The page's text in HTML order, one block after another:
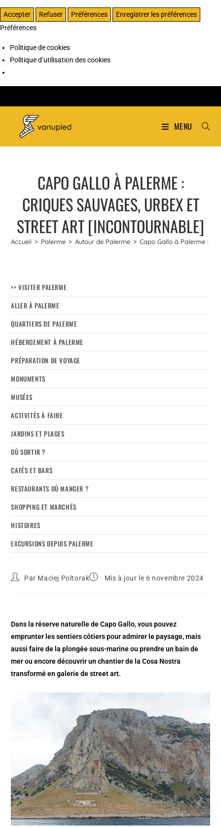
Accepter Refuser Préférences
Enregistrer les préférences
Préférences
Politique de cookies
Politique d’utilisation des cookies
MENU
CAPO GALLO À PALERME :
CRIQUES SAUVAGES, URBEX ET
STREET ART [INCONTOURNABLE]
Accueil > Palerme > Autour de Palerme > Capo Gallo à Palerme :
>> VISITER PALERME
ALLER À PALERME
QUARTIERS DE PALERME
HÉBERGEMENT À PALERME
PRÉPARATION DE VOYAGE
MONUMENTS
MUSÉES
ACTIVITÉS À FAIRE
JARDINS ET PLAGES
OÙ SORTIR ?
CAFÉS ET BARS
RESTAURANTS OÙ MANGER ?
SHOPPING ET MARCHÉS
HISTOIRES
EXCURSIONS DEPUIS PALERME
Par Maciej Poltorak Mis à jour le 6 novembre 2024
Dans la réserve naturelle de Capo Gallo, vous pouvez
emprunter les sentiers côtiers pour admirer le paysage, mais
aussi faire de la plongée sous-marine ou prendre un bain de
mer ou encore découvrir un chantier de la Cosa Nostra
transformé en galerie de street art.